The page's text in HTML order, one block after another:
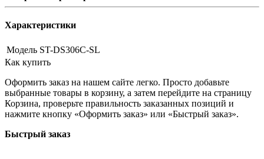
Характеристики
Модель ST-DS306C-SL
Как купить
Оформить заказ на нашем сайте легко. Просто добавьте
выбранные товары в корзину, а затем перейдите на страницу
Корзина, проверьте правильность заказанных позиций и
нажмите кнопку «Оформить заказ» или «Быстрый заказ».
Быстрый заказ